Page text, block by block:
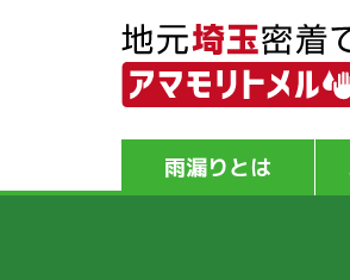
雨漏りとは